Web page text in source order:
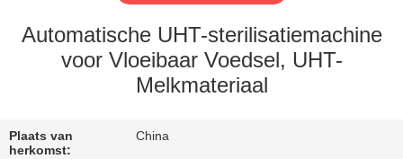
ONGEVEER
Automatische UHT-sterilisatiemachine
voor Vloeibaar Voedsel, UHT-
Melkmateriaal
Plaats van
herkomst:
China